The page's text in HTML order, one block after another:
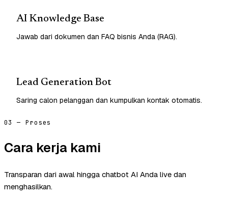
AI Knowledge Base
Jawab dari dokumen dan FAQ bisnis Anda (RAG).
Lead Generation Bot
Saring calon pelanggan dan kumpulkan kontak otomatis.
03 — Proses
Cara kerja kami
Transparan dari awal hingga chatbot AI Anda live dan
menghasilkan.